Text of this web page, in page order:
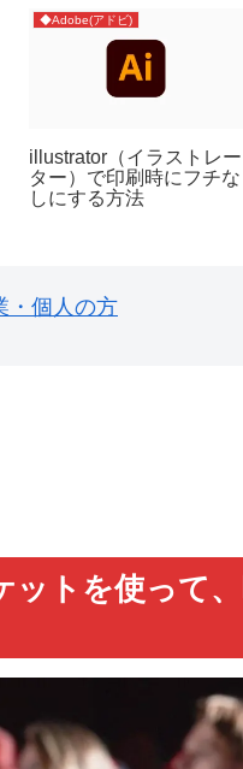
◆Adobe(アドビ)
illustrator（イラストレー
ター）で印刷時にフチな
しにする方法
・個人の方
ットを使って